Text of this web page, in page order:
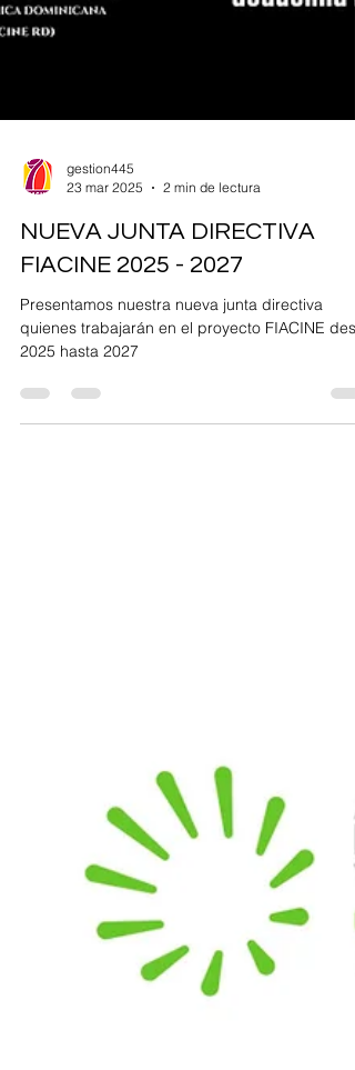
gestion445
23 mar 2025
2 min de lectura
FIACINE 2025 - 2027
Presentamos nuestra nueva junta directiva
2025 hasta 2027